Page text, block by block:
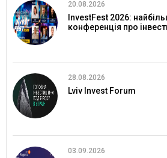
20.08.2026
InvestFest 2026:
конференція про
28.08.2026
Lviv Invest Forum
03.09.2026